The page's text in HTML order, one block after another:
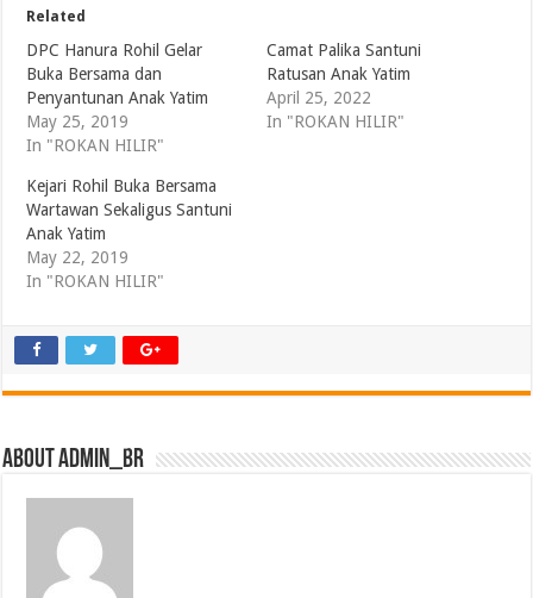
Related
DPC Hanura Rohil Gelar
Buka Bersama dan
Penyantunan Anak Yatim
May 25, 2019
In "ROKAN HILIR"
Camat Palika Santuni
Ratusan Anak Yatim
April 25, 2022
In "ROKAN HILIR"
Kejari Rohil Buka Bersama
Wartawan Sekaligus Santuni
Anak Yatim
May 22, 2019
In "ROKAN HILIR"
About admin_br